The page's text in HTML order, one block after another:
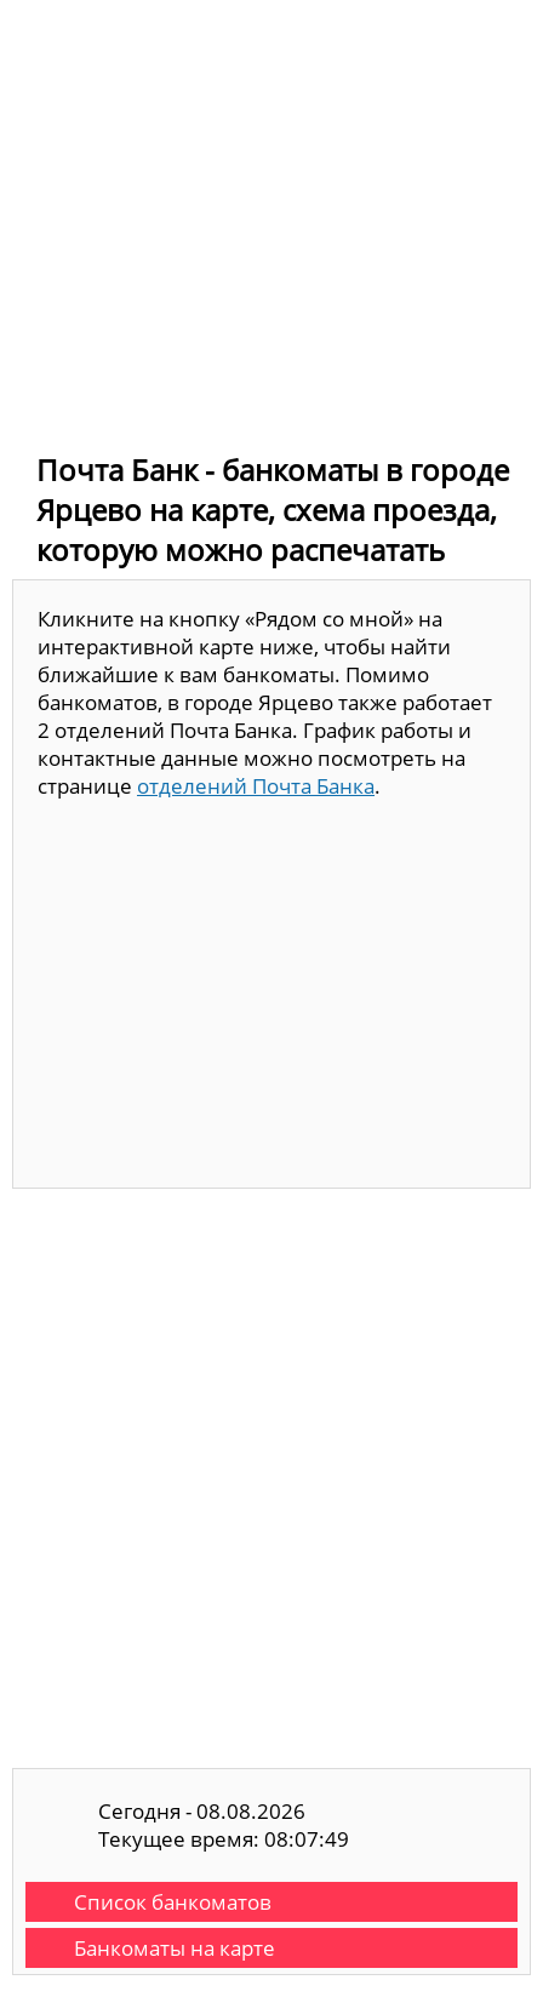
Почта Банк - банкоматы в городе
Ярцево на карте, схема проезда,
которую можно распечатать
Кликните на кнопку «Рядом со мной» на
интерактивной карте ниже, чтобы найти
ближайшие к вам банкоматы. Помимо
банкоматов, в городе Ярцево также работает
2 отделений Почта Банка. График работы и
контактные данные можно посмотреть на
странице отделений Почта Банка.
Сегодня - 08.08.2026
Текущее время: 08:07:49
Список банкоматов
Банкоматы на карте